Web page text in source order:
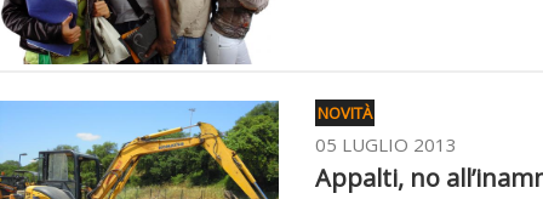
NOVITÀ
05 LUGLIO 2013
Appalti, no